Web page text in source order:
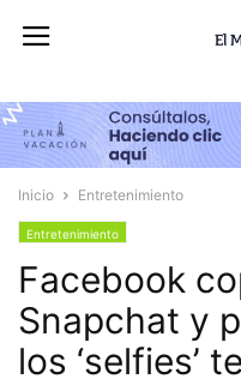
Inicio Entretenimiento
Entretenimiento
Facebook
Snapchat y
los ‘selfies’